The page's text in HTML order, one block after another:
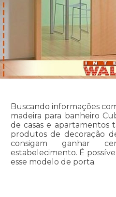
Buscando informações
madeira para banheiro
de casas e apartamentos
produtos de decoração
consigam ganhar
estabelecimento. É
esse modelo de porta.